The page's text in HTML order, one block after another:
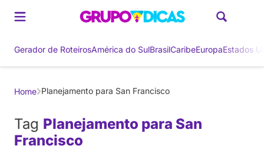
Gerador de RoteirosAmérica do SulBrasilCaribeEuropaEstados
Home Planejamento para San Francisco
Tag Planejamento para San
Francisco